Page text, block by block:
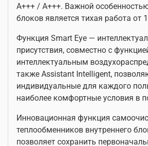
A+++ / A+++. Важной
блоков является тихая работа от
Функция Smart Eye —
присутствия, совместно с
интеллектуальным
также Assistant Intelligent,
индивидуальные для каждого
наиболее комфортные условия в
Инновационная функция
теплообменников внутреннего
позволяет сохранить